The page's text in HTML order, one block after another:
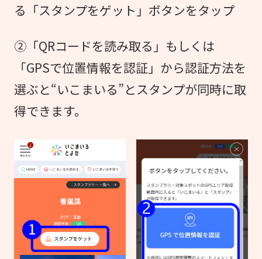
る「スタンプをゲット」ボタンをタップ
②「QRコードを読み取る」もしくは
「GPSで位置情報を認証」から認証方法を
選ぶと“いこまいる”とスタンプが同時に取
得できます。